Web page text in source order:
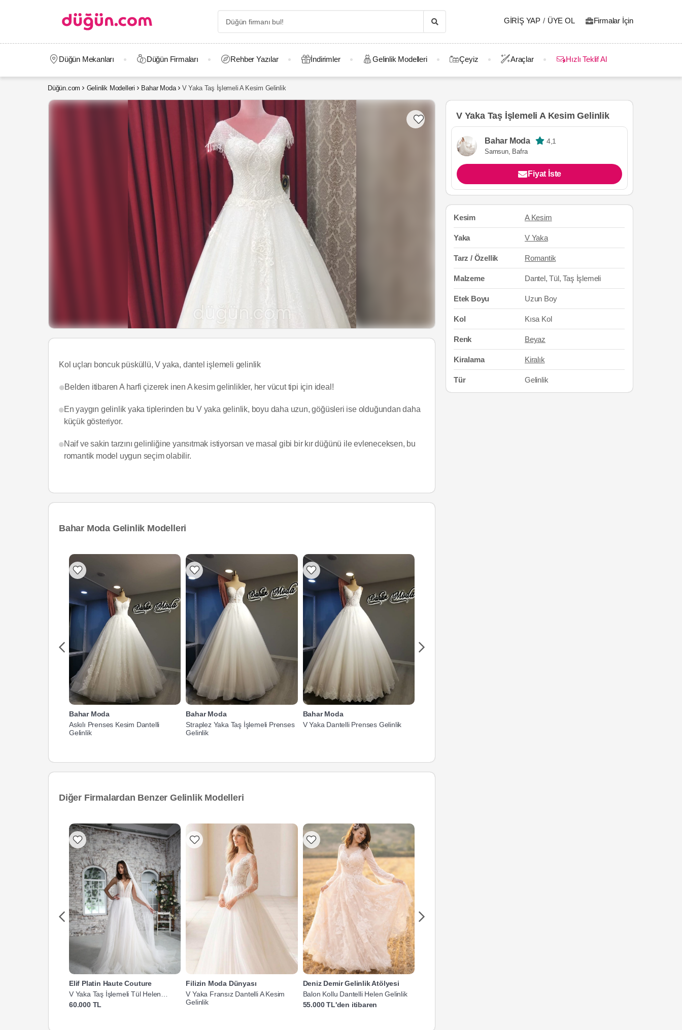
GIRIŞ YAP / ÜYE OL Firmalar İçin
Düğün Mekanları Düğün Firmaları Rehber Yazılar İndirimler Gelinlik Modelleri Çeyiz Araçlar Hızlı Teklif Al
Düğün.com Gelinlik Modelleri Bahar Moda V Yaka Taş İşlemeli A Kesim Gelinlik
Kol uçları boncuk püsküllü, V yaka, dantel işlemeli gelinlik
Belden itibaren A harfi çizerek inen A kesim gelinlikler, her vücut tipi için ideal!
En yaygın gelinlik yaka tiplerinden bu V yaka gelinlik, boyu daha uzun, göğüsleri ise olduğundan daha
küçük gösteriyor.
Naif ve sakin tarzını gelinliğine yansıtmak istiyorsan ve masal gibi bir kır düğünü ile evleneceksen, bu
romantik model uygun seçim olabilir.
Bahar Moda Gelinlik Modelleri
Bahar Moda
Askılı Prenses Kesim Dantelli
Gelinlik
Bahar Moda
Straplez Yaka Taş İşlemeli Prenses
Gelinlik
Bahar Moda
V Yaka Dantelli Prenses Gelinlik
Diğer Firmalardan Benzer Gelinlik Modelleri
Elif Platin Haute Couture
V Yaka Taş İşlemeli Tül Helen
Gelinlik
60.000 TL
Filizin Moda Dünyası
V Yaka Fransız Dantelli A Kesim
Gelinlik
Deniz Demir Gelinlik Atölyesi
Balon Kollu Dantelli Helen Gelinlik
55.000 TL'den itibaren
V Yaka Taş İşlemeli A Kesim Gelinlik
Bahar Moda 4,1
Samsun, Bafra
Fiyat İste
Kesim A Kesim
Yaka V Yaka
Tarz / Özellik Romantik
Malzeme Dantel, Tül, Taş İşlemeli
Etek Boyu Uzun Boy
Kol Kısa Kol
Renk Beyaz
Kiralama Kiralık
Tür Gelinlik